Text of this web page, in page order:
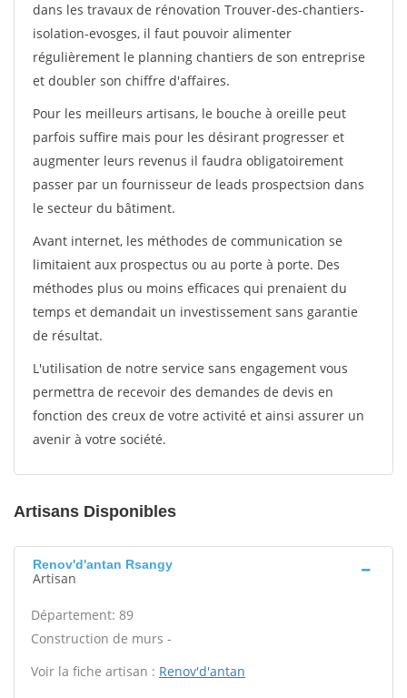
dans les travaux de rénovation Trouver-des-chantiers-
isolation-evosges, il faut pouvoir alimenter
régulièrement le planning chantiers de son entreprise
et doubler son chiffre d'affaires.
Pour les meilleurs artisans, le bouche à oreille peut
parfois suffire mais pour les désirant progresser et
augmenter leurs revenus il faudra obligatoirement
passer par un fournisseur de leads prospectsion dans
le secteur du bâtiment.
Avant internet, les méthodes de communication se
limitaient aux prospectus ou au porte à porte. Des
méthodes plus ou moins efficaces qui prenaient du
temps et demandait un investissement sans garantie
de résultat.
L'utilisation de notre service sans engagement vous
permettra de recevoir des demandes de devis en
fonction des creux de votre activité et ainsi assurer un
avenir à votre société.
Artisans Disponibles
Renov'd'antan Rsangy
Artisan
Département: 89
Construction de murs -
Voir la fiche artisan : Renov'd'antan